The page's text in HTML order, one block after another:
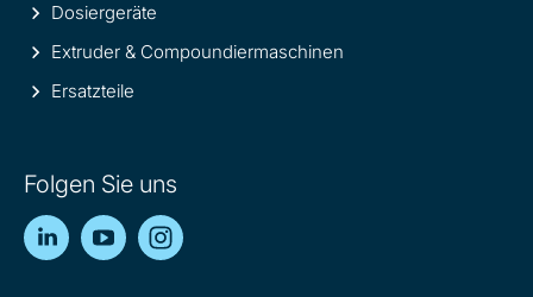
Dosiergeräte
Extruder & Compoundiermaschinen
Ersatzteile
Folgen Sie uns
LinkedInYouTube